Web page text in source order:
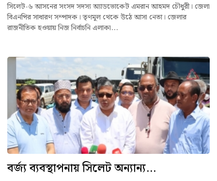
সিলেট-৬ আসনের সংসদ সদস্য অ্যাডভোকেট এমরান আহমদ চৌধুরী। জেলা
বিএনপির সাধারণ সম্পাদক। তৃণমূল থেকে উঠে আসা নেতা। জেলার
রাজনীতিক হওয়ায় নিজ নির্বাচনি এলাকা...
বর্জ্য ব্যবস্থাপনায় সিলেট অন্যান্য...